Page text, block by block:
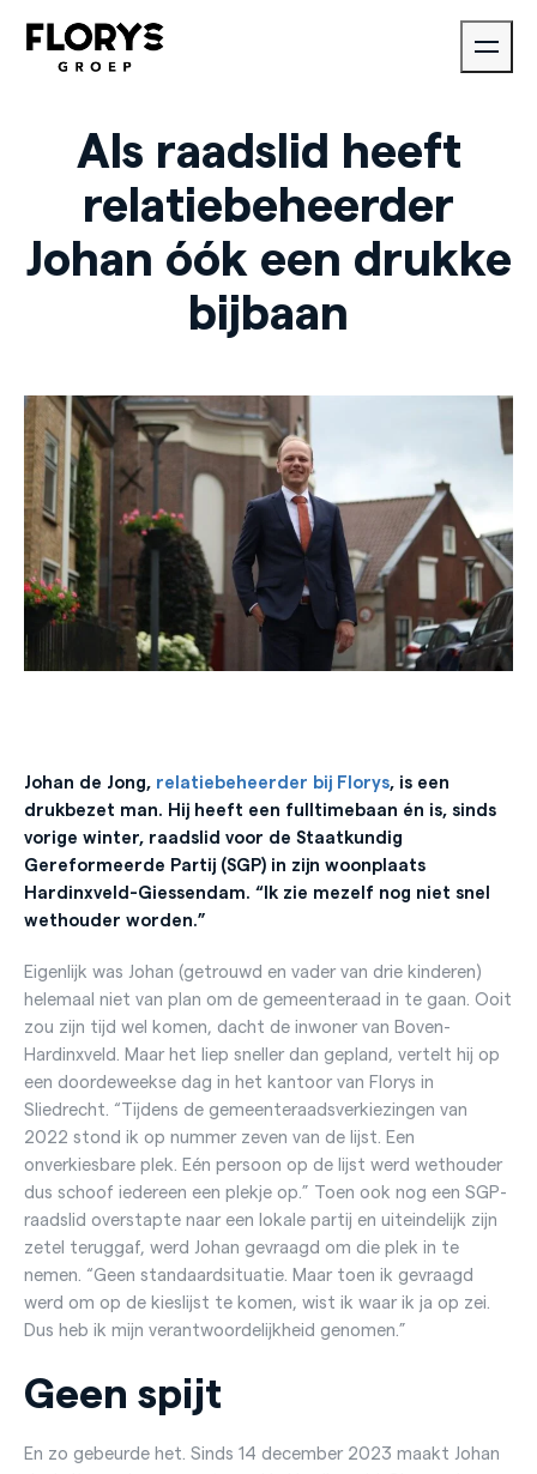
Als raadslid heeft
relatiebeheerder
Johan óók een drukke
bijbaan
Johan de Jong, relatiebeheerder bij Florys , is een
drukbezet man. Hij heeft een fulltimebaan én is, sinds
vorige winter, raadslid voor de Staatkundig
Gereformeerde Partij (SGP) in zijn woonplaats
Hardinxveld-Giessendam. “Ik zie mezelf nog niet snel
wethouder worden.”
Eigenlijk was Johan (getrouwd en vader van drie kinderen)
helemaal niet van plan om de gemeenteraad in te gaan. Ooit
zou zijn tijd wel komen, dacht de inwoner van Boven-
Hardinxveld. Maar het liep sneller dan gepland, vertelt hij op
een doordeweekse dag in het kantoor van Florys in
Sliedrecht. “Tijdens de gemeenteraadsverkiezingen van
2022 stond ik op nummer zeven van de lijst. Een
onverkiesbare plek. Eén persoon op de lijst werd wethouder
dus schoof iedereen een plekje op.” Toen ook nog een SGP-
raadslid overstapte naar een lokale partij en uiteindelijk zijn
zetel teruggaf, werd Johan gevraagd om die plek in te
nemen. “Geen standaardsituatie. Maar toen ik gevraagd
werd om op de kieslijst te komen, wist ik waar ik ja op zei.
Dus heb ik mijn verantwoordelijkheid genomen.”
Geen spijt
En zo gebeurde het. Sinds 14 december 2023 maakt Johan